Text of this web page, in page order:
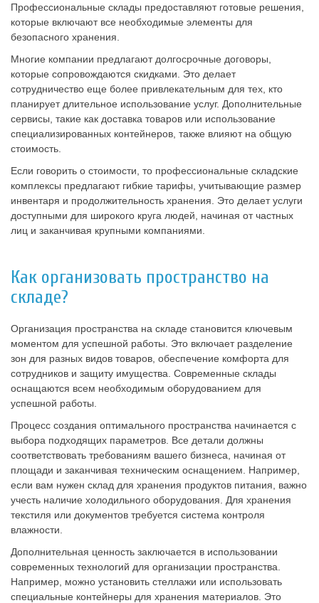
Профессиональные склады предоставляют готовые решения,
которые включают все необходимые элементы для
безопасного хранения.
Многие компании предлагают долгосрочные договоры,
которые сопровождаются скидками. Это делает
сотрудничество еще более привлекательным для тех, кто
планирует длительное использование услуг. Дополнительные
сервисы, такие как доставка товаров или использование
специализированных контейнеров, также влияют на общую
стоимость.
Если говорить о стоимости, то профессиональные складские
комплексы предлагают гибкие тарифы, учитывающие размер
инвентаря и продолжительность хранения. Это делает услуги
доступными для широкого круга людей, начиная от частных
лиц и заканчивая крупными компаниями.
Как организовать пространство на
складе?
Организация пространства на складе становится ключевым
моментом для успешной работы. Это включает разделение
зон для разных видов товаров, обеспечение комфорта для
сотрудников и защиту имущества. Современные склады
оснащаются всем необходимым оборудованием для
успешной работы.
Процесс создания оптимального пространства начинается с
выбора подходящих параметров. Все детали должны
соответствовать требованиям вашего бизнеса, начиная от
площади и заканчивая техническим оснащением. Например,
если вам нужен склад для хранения продуктов питания, важно
учесть наличие холодильного оборудования. Для хранения
текстиля или документов требуется система контроля
влажности.
Дополнительная ценность заключается в использовании
современных технологий для организации пространства.
Например, можно установить стеллажи или использовать
специальные контейнеры для хранения материалов. Это